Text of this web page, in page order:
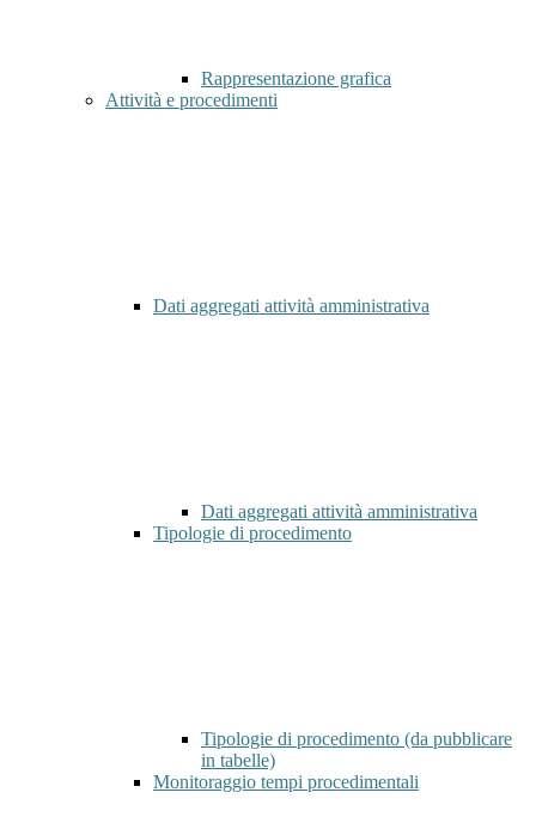
Rappresentazione grafica
Attività e procedimenti
Dati aggregati attività amministrativa
Dati aggregati attività amministrativa
Tipologie di procedimento
Tipologie di procedimento (da pubblicare
in tabelle)
Monitoraggio tempi procedimentali